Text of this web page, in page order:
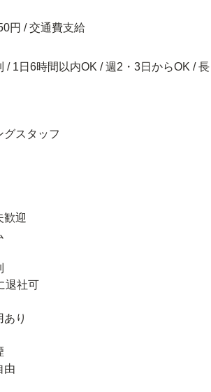
円 / 交通費支給
/ 1日6時間以内OK / 週2・3日からOK / 長
グスタッフ
歓迎
退社可
あり
由